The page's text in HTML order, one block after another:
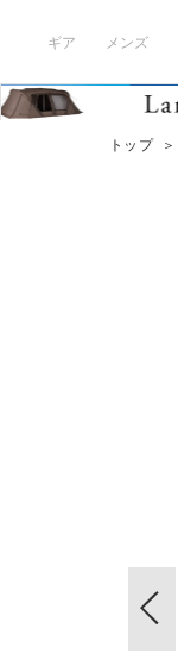
ギア メンズ
トップ ＞